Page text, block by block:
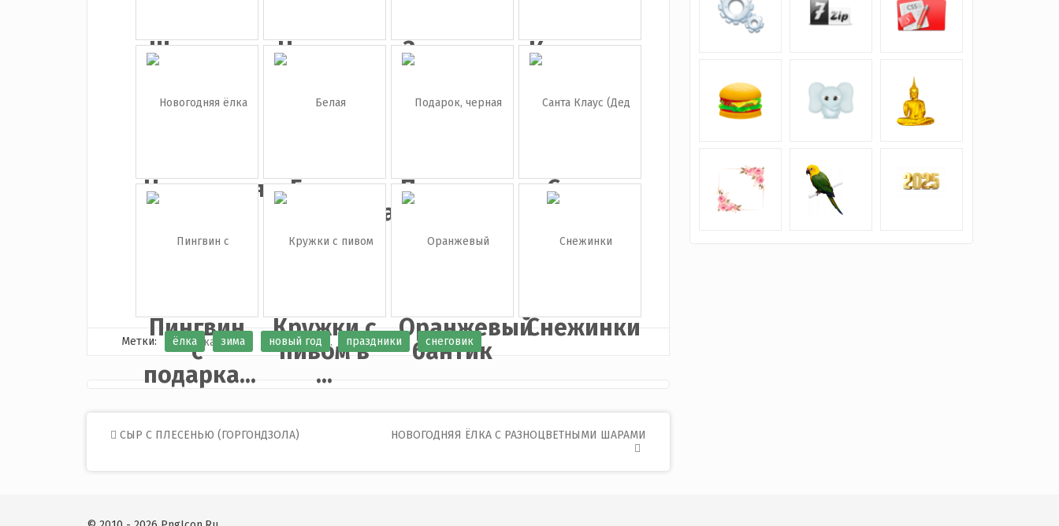
Шапка и
борода
Са...
Надпись
Золотые
шары в
фо...
Кролик с
подарком
Новогодняя
ёлка с...
Белая
подарочная
...
Подарок,
черная
п...
Санта
Клаус
(Дед ...
Пингвин
с
подарка...
Кружки с
пивом в
...
Оранжевый
бантик
Снежинки
Метки: ёлка зима новый год праздники снеговик
Post
navigation
СЫР С ПЛЕСЕНЬЮ (ГОРГОНДЗОЛА) НОВОГОДНЯЯ ЁЛКА С РАЗНОЦВЕТНЫМИ ШАРАМИ